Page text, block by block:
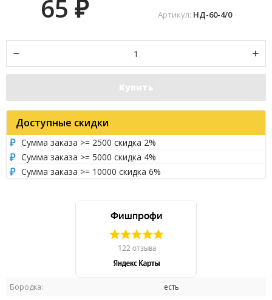
Бородка:
есть
Артикул: НД-60-4/0
65 ₽
Купить
Доступные скидки
Сумма заказа >= 2500 скидка 2%
Сумма заказа >= 5000 скидка 4%
Сумма заказа >= 10000 скидка 6%